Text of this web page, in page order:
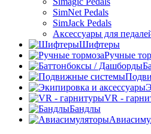
SimNet Pedals
SimJack Pedals
Аксессуары для
Шифтеры
Ручные
VR -
Бандлы